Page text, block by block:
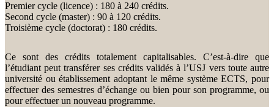
Premier cycle (licence) : 180 à 240 crédits.
Second cycle (master) : 90 à 120 crédits.
Troisième cycle (doctorat) : 180 crédits.
Ce sont des crédits totalement capitalisables. C’est-à-dire que
l’étudiant peut transférer ses crédits validés à l’USJ vers toute autre
université ou établissement adoptant le même système ECTS, pour
effectuer des semestres d’échange ou bien pour son programme, ou
pour effectuer un nouveau programme.